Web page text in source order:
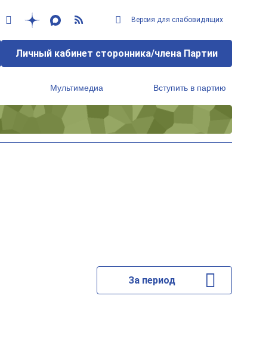
Версия для слабовидящих
Личный кабинет сторонника/члена Партии
Мультимедиа Вступить в партию
За период